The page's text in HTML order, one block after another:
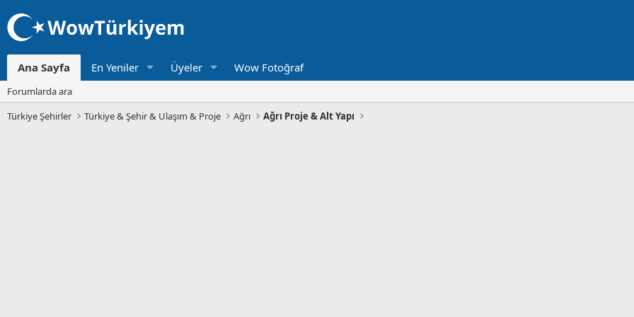
Ana Sayfa En Yeniler Üyeler Wow Fotoğraf
Forumlarda ara
Türkiye Şehirler
Türkiye & Şehir & Ulaşım & Proje Ağrı Ağrı Proje & Alt Yapı